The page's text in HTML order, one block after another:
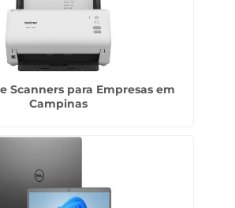
Scanners para Empresas em
Campinas